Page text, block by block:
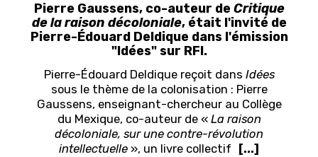
Pierre Gaussens, co-auteur deCritique
de la raison décoloniale, était l'invité de
Pierre-Édouard Deldique dans l'émission
"Idées" sur RFI.
Pierre-Édouard Deldique reçoit dans Idées
sous le thème de la colonisation : Pierre
Gaussens, enseignant-chercheur au Collège
du Mexique, co-auteur de « La raison
décoloniale, sur une contre-révolution
intellectuelle», un livre collectif [...]